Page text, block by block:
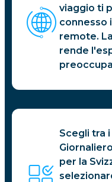
viaggio ti
connesso
remote.
rende
Scegli tra
per la